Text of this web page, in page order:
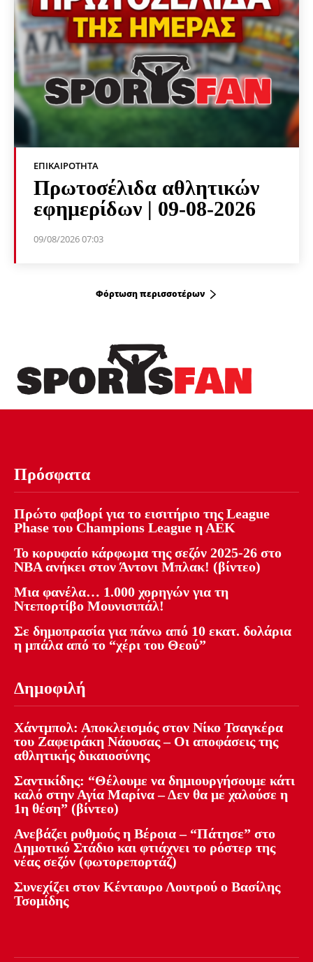
ΕΠΙΚΑΙΡΌΤΗΤΑ
Πρωτοσέλιδα αθλητικών
εφημερίδων | 09-08-2026
09/08/2026 07:03
Φόρτωση περισσοτέρων
Πρόσφατα
Πρώτο φαβορί για το εισιτήριο της League
Phase του Champions League η ΑΕΚ
Το κορυφαίο κάρφωμα της σεζόν 2025-26 στο
NBA ανήκει στον Άντονι Μπλακ! (βίντεο)
Μια φανέλα… 1.000 χορηγών για τη
Ντεπορτίβο Μουνισιπάλ!
Σε δημοπρασία για πάνω από 10 εκατ. δολάρια
η μπάλα από το “χέρι του Θεού”
Δημοφιλή
Χάντμπολ: Αποκλεισμός στον Νίκο Τσαγκέρα
του Ζαφειράκη Νάουσας – Οι αποφάσεις της
αθλητικής δικαιοσύνης
Σαντικίδης: “Θέλουμε να δημιουργήσουμε κάτι
καλό στην Αγία Μαρίνα – Δεν θα με χαλούσε η
1η θέση” (βίντεο)
Ανεβάζει ρυθμούς η Βέροια – “Πάτησε” στο
Δημοτικό Στάδιο και φτιάχνει το ρόστερ της
νέας σεζόν (φωτορεπορτάζ)
Συνεχίζει στον Κένταυρο Λουτρού ο Βασίλης
Τσομίδης